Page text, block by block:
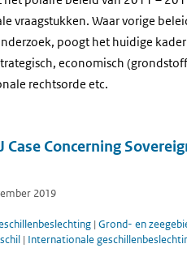
vraagstukken. Waar vorige
poogt het huidige
economisch
rechtsorde etc.
Case Concerning
2019
| Grond- en
| Internationale